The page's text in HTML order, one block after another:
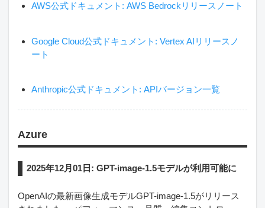
AWS公式ドキュメント: AWS Bedrockリリースノート
Google Cloud公式ドキュメント: Vertex AIリリースノ
ート
Anthropic公式ドキュメント: APIバージョン一覧
Azure
2025年12月01日: GPT-image-1.5モデルが利用可能に
OpenAIの最新画像生成モデルGPT-image-1.5がリリース